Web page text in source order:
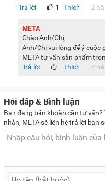
được cắm điện để tủ ổn
Hình ảnh sản phẩm chỉ
phẩm, màu sắc, thiết kế
đổi tùy theo sản phẩm
Trả lời
Thích
1 2
META
Chào Anh/Chị,
Anh/Chị vui lòng để ý cuộc
META tư vấn sản phẩm
Trả lời
Thích 2
Hỏi đáp & Bình luận
Bạn đang băn khoăn cần tư
nhắn, META sẽ liên hệ trả lời bạn